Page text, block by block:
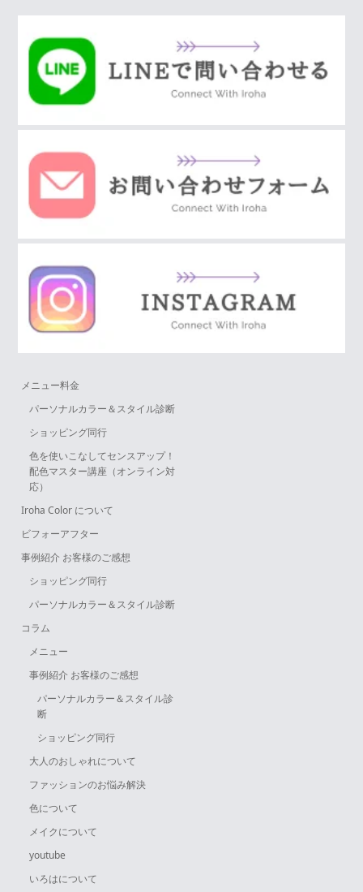
メニュー料金
パーソナルカラー＆スタイル診断
ショッピング同行
色を使いこなしてセンスアップ！
配色マスター講座（オンライン対
応）
Iroha Color について
ビフォーアフター
事例紹介 お客様のご感想
ショッピング同行
パーソナルカラー＆スタイル診断
コラム
メニュー
事例紹介 お客様のご感想
パーソナルカラー＆スタイル診
断
ショッピング同行
大人のおしゃれについて
ファッションのお悩み解決
色について
メイクについて
youtube
いろはについて